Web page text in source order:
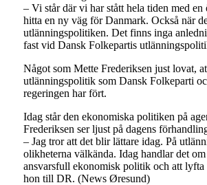
– Vi står där vi har stått hela tiden med en
hitta en ny väg för Danmark. Också när
utlänningspolitiken. Det finns inga
fast vid Dansk Folkepartis
Något som Mette Frederiksen just lovat,
utlänningspolitik som Dansk Folkeparti
regeringen har fört.
Idag står den ekonomiska politiken på
Frederiksen ser ljust på dagens
– Jag tror att det blir lättare idag. På
olikheterna välkända. Idag handlar det
ansvarsfull ekonomisk politik och att lyfta
hon till DR. (News Øresund)